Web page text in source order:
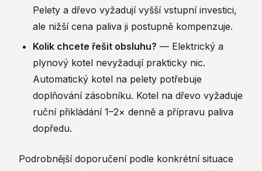
Pelety a dřevo vyžadují vyšší vstupní investici,
ale nižší cena paliva ji postupně kompenzuje.
Kolik chcete řešit obsluhu? — Elektrický a
plynový kotel nevyžadují prakticky nic.
Automatický kotel na pelety potřebuje
doplňování zásobníku. Kotel na dřevo vyžaduje
ruční přikládání 1–2× denně a přípravu paliva
dopředu.
Podrobnější doporučení podle konkrétní situace